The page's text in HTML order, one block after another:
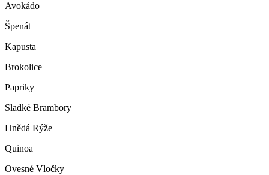
Avokádo
Špenát
Kapusta
Brokolice
Papriky
Sladké Brambory
Hnědá Rýže
Quinoa
Ovesné Vločky